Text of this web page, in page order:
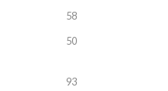
58
50
93